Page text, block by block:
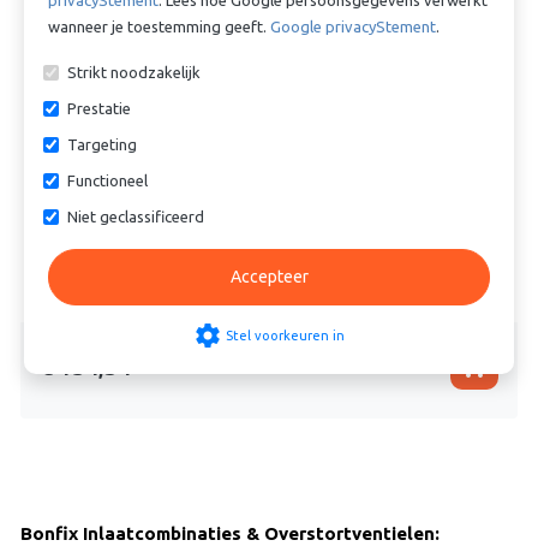
verzonden
Bonfix Inlaatcombinaties & Overstortventielen:
wanneer je toestemming geeft. Google privacyStement.
Strikt noodzakelijk
Prestatie
Targeting
Functioneel
Niet geclassificeerd
Accepteer
settings Stel voorkeuren in